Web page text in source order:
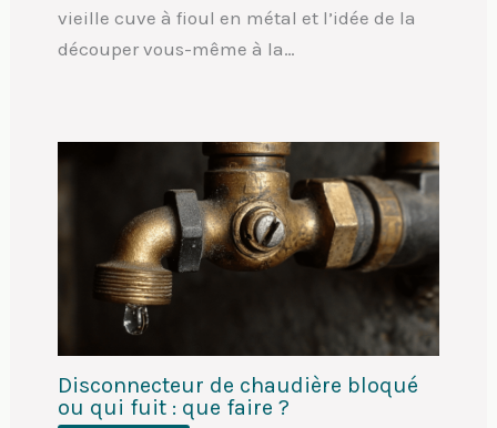
vieille cuve à fioul en métal et l’idée de la
découper vous-même à la…
Disconnecteur de chaudière bloqué
ou qui fuit : que faire ?